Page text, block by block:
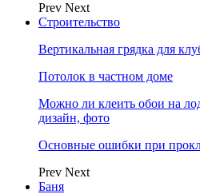
Prev Next
Строительство
Вертикальная грядка для
Потолок в частном доме
Можно ли клеить обои на
дизайн, фото
Основные ошибки при
Prev Next
Баня